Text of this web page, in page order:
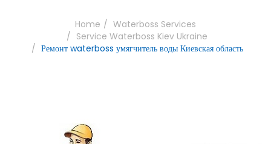
Home
Waterboss Services
Service Waterboss Kiev Ukraine
Ремонт waterboss умягчитель воды Киевская область
ОТПРАВИТЬ